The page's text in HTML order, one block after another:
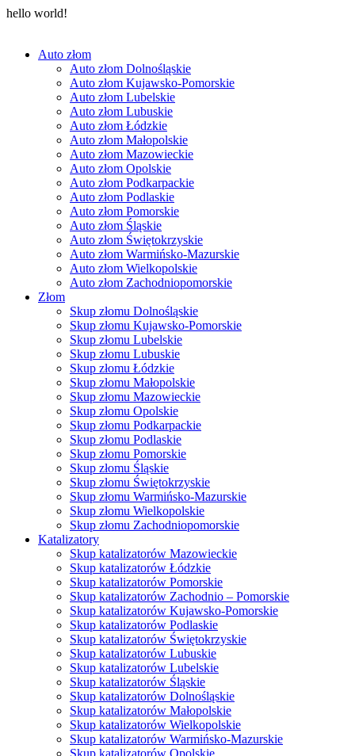
hello world!
Auto złom
Auto złom Dolnośląskie
Auto złom Kujawsko-Pomorskie
Auto złom Lubelskie
Auto złom Lubuskie
Auto złom Łódzkie
Auto złom Małopolskie
Auto złom Mazowieckie
Auto złom Opolskie
Auto złom Podkarpackie
Auto złom Podlaskie
Auto złom Pomorskie
Auto złom Śląskie
Auto złom Świętokrzyskie
Auto złom Warmińsko-Mazurskie
Auto złom Wielkopolskie
Auto złom Zachodniopomorskie
Złom
Skup złomu Dolnośląskie
Skup złomu Kujawsko-Pomorskie
Skup złomu Lubelskie
Skup złomu Lubuskie
Skup złomu Łódzkie
Skup złomu Małopolskie
Skup złomu Mazowieckie
Skup złomu Opolskie
Skup złomu Podkarpackie
Skup złomu Podlaskie
Skup złomu Pomorskie
Skup złomu Śląskie
Skup złomu Świętokrzyskie
Skup złomu Warmińsko-Mazurskie
Skup złomu Wielkopolskie
Skup złomu Zachodniopomorskie
Katalizatory
Skup katalizatorów Mazowieckie
Skup katalizatorów Łódzkie
Skup katalizatorów Pomorskie
Skup katalizatorów Zachodnio – Pomorskie
Skup katalizatorów Kujawsko-Pomorskie
Skup katalizatorów Podlaskie
Skup katalizatorów Świętokrzyskie
Skup katalizatorów Lubuskie
Skup katalizatorów Lubelskie
Skup katalizatorów Śląskie
Skup katalizatorów Dolnośląskie
Skup katalizatorów Małopolskie
Skup katalizatorów Wielkopolskie
Skup katalizatorów Warmińsko-Mazurskie
Skup katalizatorów Opolskie